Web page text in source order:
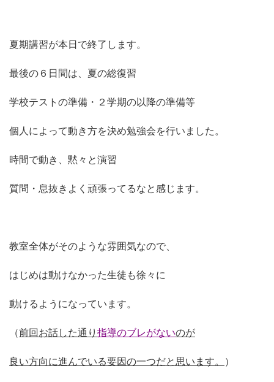
夏期講習が本日で終了します。
最後の６日間は、夏の総復習
学校テストの準備・２学期の以降の準備等
個人によって動き方を決め勉強会を行いました。
時間で動き、黙々と演習
質問・息抜きよく頑張ってるなと感じます。
教室全体がそのような雰囲気なので、
はじめは動けなかった生徒も徐々に
動けるようになっています。
（前回お話した通り 指導のブレがないのが
良い方向に進んでいる要因の一つだと思います。 ）